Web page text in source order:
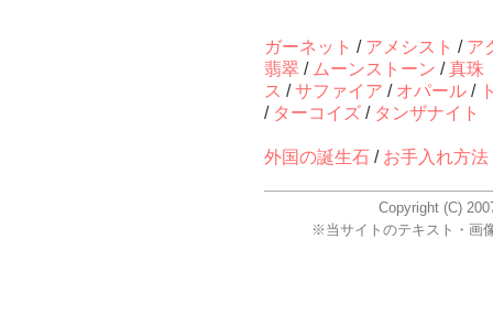
ガーネット / アメシスト / ア
翡翠 / ムーンストーン /真珠
ス /サファイア / オパール /
/ ターコイズ / タンザナイト
外国の誕生石 / お手入れ方法
Copyright (C)
※当サイトのテキスト・画